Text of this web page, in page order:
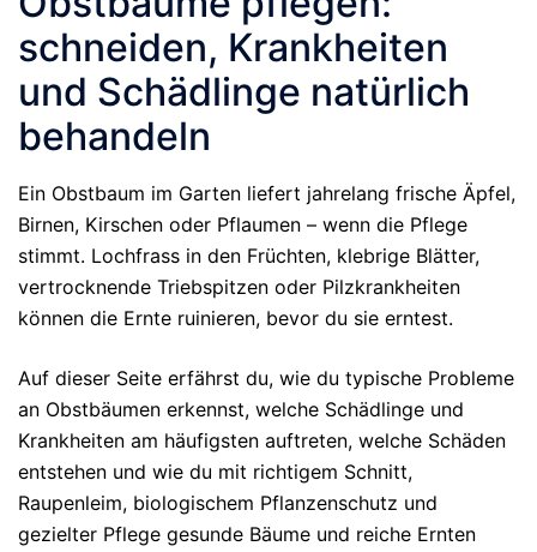
schneiden, Krankheiten
und Schädlinge natürlich
behandeln
Ein Obstbaum im Garten liefert jahrelang frische Äpfel,
Birnen, Kirschen oder Pflaumen – wenn die Pflege
stimmt. Lochfrass in den Früchten, klebrige Blätter,
vertrocknende Triebspitzen oder Pilzkrankheiten
können die Ernte ruinieren, bevor du sie erntest.
Auf dieser Seite erfährst du, wie du typische Probleme
an Obstbäumen erkennst, welche Schädlinge und
Krankheiten am häufigsten auftreten, welche Schäden
entstehen und wie du mit richtigem Schnitt,
Raupenleim, biologischem Pflanzenschutz und
gezielter Pflege gesunde Bäume und reiche Ernten